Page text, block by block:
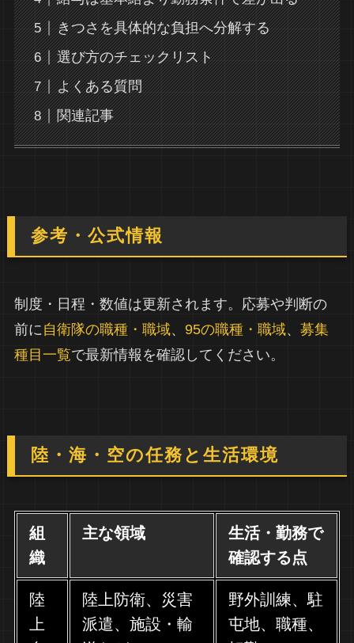
きつさを具体的な負担へ分解する
選び方のチェックリスト
よくある質問
関連記事
参考・公式情報
制度・日程・数値は更新されます。応募や判断の
前に 自衛隊の職種・職域、 95の職種・職域、 募集
種目一覧で最新情報を確認してください。
陸・海・空の任務と生活環境
組
織
主な領域
生活・勤務で
確認する点
陸
上
陸上防衛、災害
派遣、施設・輸
野外訓練、駐
屯地、職種、